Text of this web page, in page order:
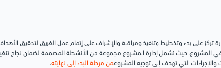
تركز على بدء وتخطيط وتنفيذ ومراقبة والإشراف على إتمام عمل الفريق لتحقيق
في المشروع. حيث تشمل إدارة المشروع مجموعة من الأنشطة المصممة لضمان نجاح
والإجراءات التي تهدف إلى توجيه المشروعمن مرحلة البدء إلى نهايته.